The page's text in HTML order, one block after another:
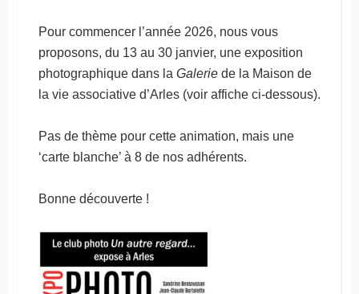
Pour commencer l’année 2026, nous vous
proposons, du 13 au 30 janvier, une exposition
photographique dans la Galeriede la Maison de
la vie associative d’Arles (voir affiche ci-dessous).
Pas de thème pour cette animation, mais une
‘carte blanche’ à 8 de nos adhérents.
Bonne découverte !